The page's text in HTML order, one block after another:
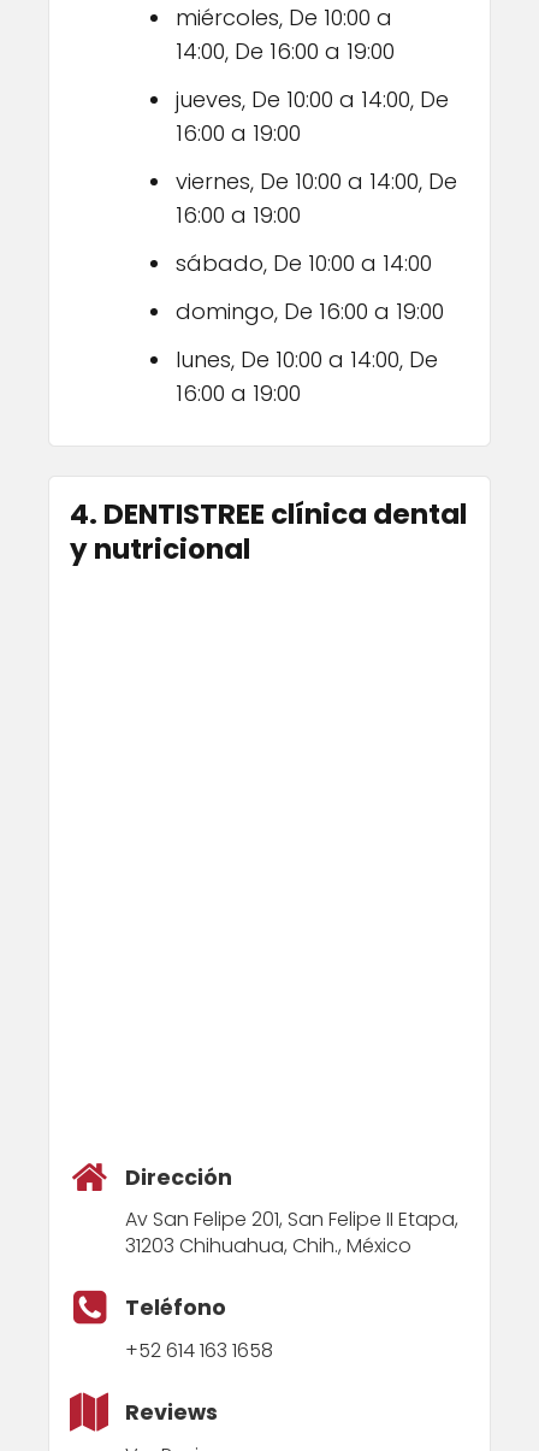
miércoles, De 10:00 a
14:00, De 16:00 a 19:00
jueves, De 10:00 a 14:00, De
16:00 a 19:00
viernes, De 10:00 a 14:00, De
16:00 a 19:00
sábado, De 10:00 a 14:00
domingo, De 16:00 a 19:00
lunes, De 10:00 a 14:00, De
16:00 a 19:00
4. DENTISTREE clínica dental
y nutricional
Dirección
Av San Felipe 201, San Felipe II Etapa,
31203 Chihuahua, Chih., México
Teléfono
+52 614 163 1658
Reviews